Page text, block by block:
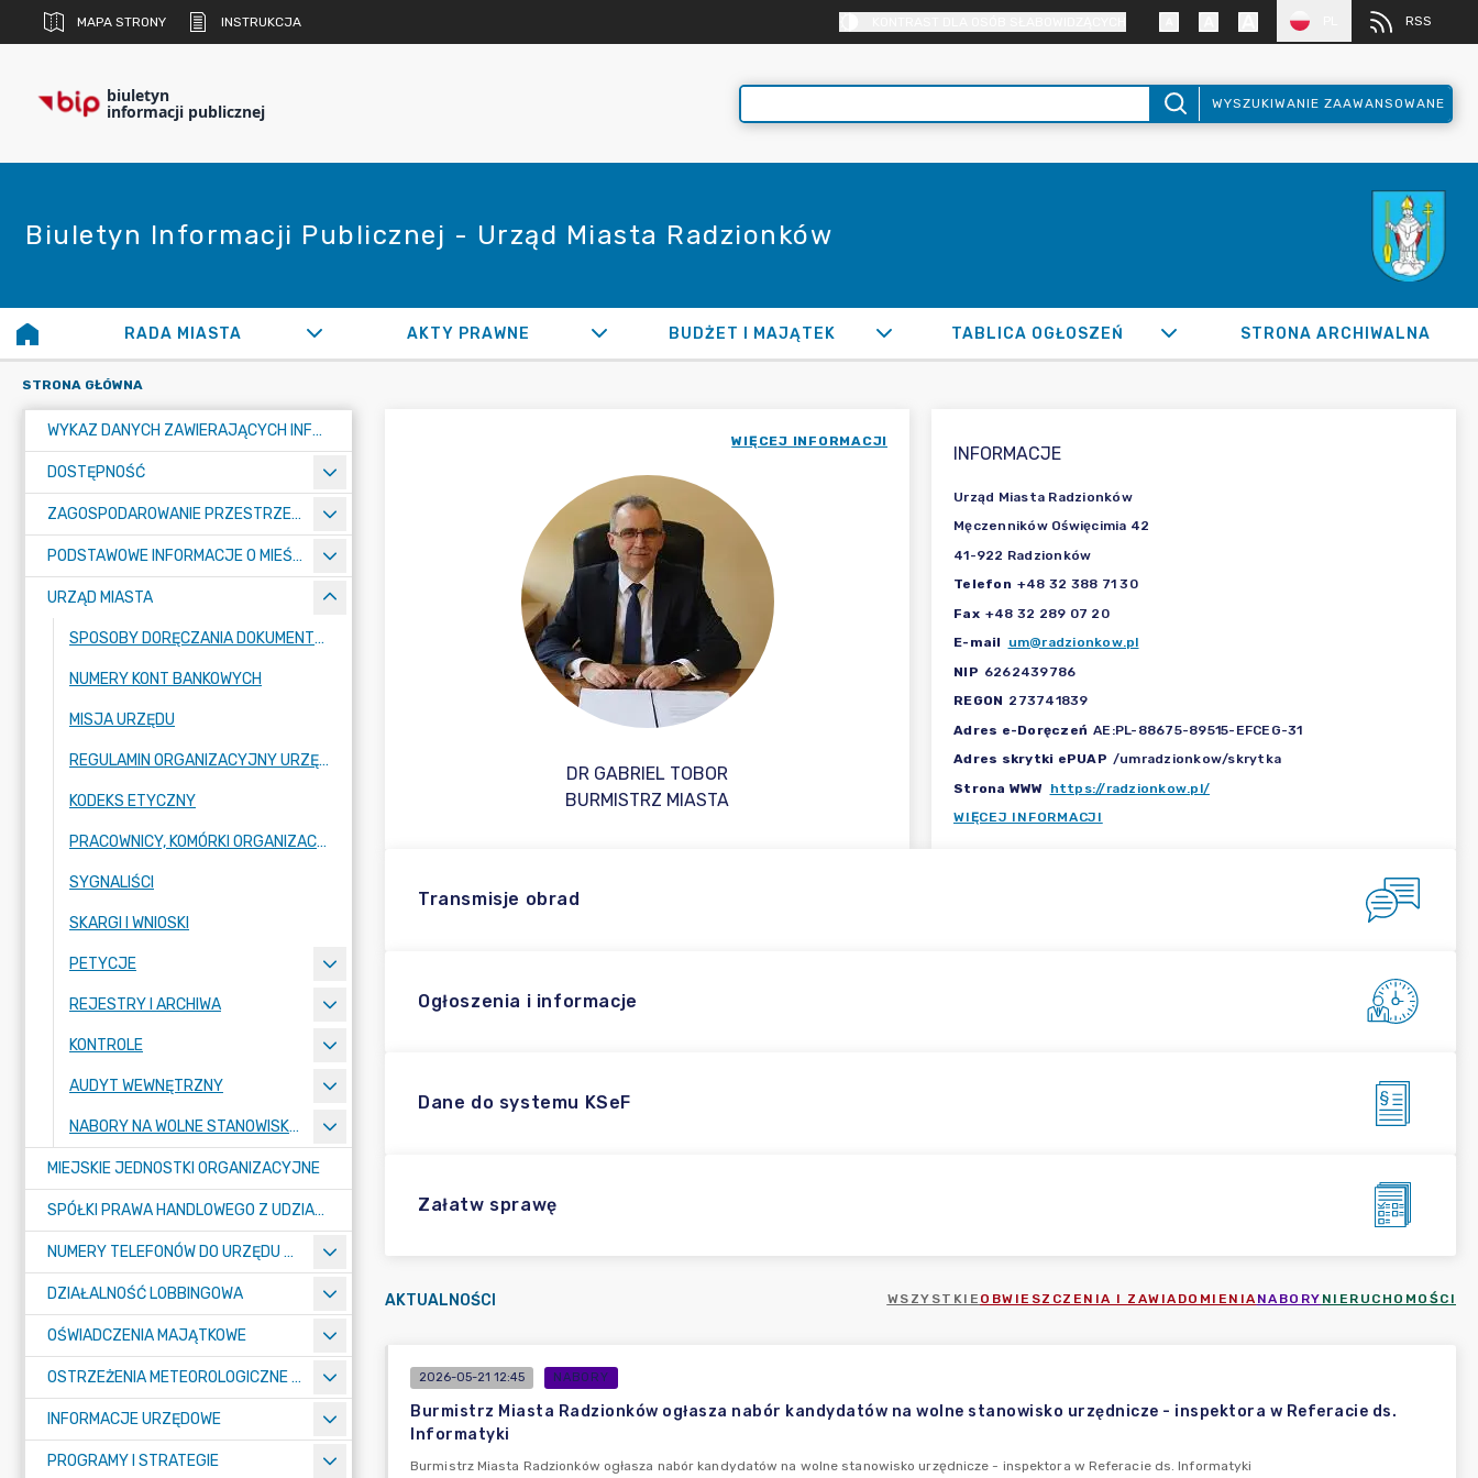
MAPA STRONY INSTRUKCJA RSS
biuletyn
informacji publicznej WYSZUKIWANIE ZAAWANSOWANE
Biuletyn Informacji Publicznej - Urząd Miasta Radzionków
RADA MIASTA AKTY PRAWNE BUDŻET I MAJĄTEK TABLICA OGŁOSZEŃ STRONA ARCHIWALNA
STRONA GŁÓWNA
WYKAZ DANYCH ZAWIERAJĄCYCH INFORMACJE O ŚRODOWISKU I JEGO OCHRONIE
DOSTĘPNOŚĆ
ZAGOSPODAROWANIE PRZESTRZENNE
PODSTAWOWE INFORMACJE O MIEŚCIE
URZĄD MIASTA
SPOSOBY DORĘCZANIA DOKUMENTÓW DO URZĘDU MIASTA RADZIONKÓW
NUMERY KONT BANKOWYCH
MISJA URZĘDU
REGULAMIN ORGANIZACYJNY URZĘDU
KODEKS ETYCZNY
PRACOWNICY, KOMÓRKI ORGANIZACYJNE URZĘDU
SYGNALIŚCI
SKARGI I WNIOSKI
PETYCJE
REJESTRY I ARCHIWA
KONTROLE
AUDYT WEWNĘTRZNY
NABORY NA WOLNE STANOWISKA PRACY
MIEJSKIE JEDNOSTKI ORGANIZACYJNE
SPÓŁKI PRAWA HANDLOWEGO Z UDZIAŁEM GMINY
NUMERY TELEFONÓW DO URZĘDU MIASTA, MIEJSKICH JEDNOSTEK ORGANIZACYJNYCH ORAZ SPÓŁEK PRAWA HANDLOWEGO Z UDZIAŁEM GMINY
DZIAŁALNOŚĆ LOBBINGOWA
OŚWIADCZENIA MAJĄTKOWE
OSTRZEŻENIA METEOROLOGICZNE O ZŁYM STANIE POWIETRZA I INNE
INFORMACJE URZĘDOWE
PROGRAMY I STRATEGIE
DR GABRIEL TOBOR
WIĘCEJ INFORMACJI
BURMISTRZ MIASTA
INFORMACJE
Urząd Miasta Radzionków
Męczenników Oświęcimia 42
41-922 Radzionków
Telefon +48 32 388 71 30
Fax +48 32 289 07 20
E-mail
um@radzionkow.pl
NIP 6262439786
REGON 273741839
Adres e-Doręczeń AE:PL-88675-89515-EFCEG-31
Adres skrytki ePUAP /umradzionkow/skrytka
Strona WWW https://radzionkow.pl/
WIĘCEJ INFORMACJI
Transmisje obrad
Ogłoszenia i informacje
Dane do systemu KSeF
Załatw sprawę
AKTUALNOŚCI WSZYSTKIE OBWIESZCZENIA I ZAWIADOMIENIA NABORY NIERUCHOMOŚCI
2026-05-21 12:45 NABORY
Burmistrz Miasta Radzionków ogłasza nabór kandydatów na wolne stanowisko urzędnicze - inspektora w Referacie ds.
Informatyki
Burmistrz Miasta Radzionków ogłasza nabór kandydatów na wolne stanowisko urzędnicze - inspektora w Referacie ds. Informatyki